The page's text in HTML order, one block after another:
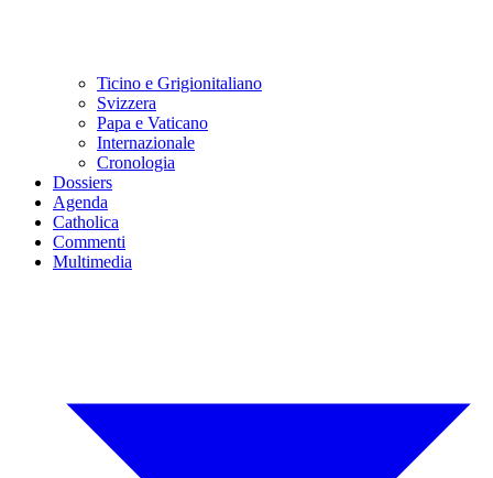
Ticino e Grigionitaliano
Svizzera
Papa e Vaticano
Internazionale
Cronologia
Dossiers
Agenda
Catholica
Commenti
Multimedia